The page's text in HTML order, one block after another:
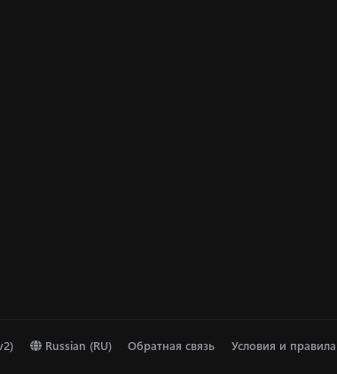
Russian (RU) Обратная связь Условия и правила